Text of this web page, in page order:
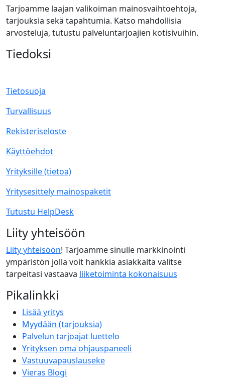
Tarjoamme laajan valikoiman mainosvaihtoehtoja,
tarjouksia sekä tapahtumia. Katso mahdollisia
arvosteluja, tutustu palveluntarjoajien kotisivuihin.
Tiedoksi
Tietosuoja
Turvallisuus
Rekisteriseloste
Käyttöehdot
Yrityksille (tietoa)
Yritysesittely mainospaketit
Tutustu HelpDesk
Liity yhteisöön
Liity yhteisöön! Tarjoamme sinulle markkinointi
ympäristön jolla voit hankkia asiakkaita valitse
tarpeitasi vastaava liiketoiminta kokonaisuus
Pikalinkki
Lisää yritys
Myydään (tarjouksia)
Palvelun tarjoajat luettelo
Yrityksen oma ohjauspaneeli
Vastuuvapauslauseke
Vieras Blogi